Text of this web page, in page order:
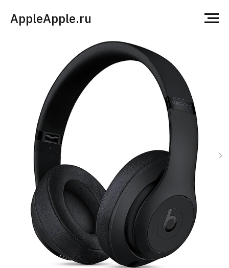
AppleApple.ru